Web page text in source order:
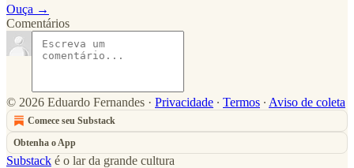
Ouça →
Comentários
© 2026 Eduardo Fernandes · Privacidade ∙ Termos ∙ Aviso de coleta
Comece seu Substack
Obtenha o App
Substack é o lar da grande cultura